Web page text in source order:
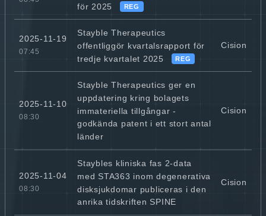
för 2025
REG
2025-11-19
07:45
Stayble Therapeutics
offentliggör kvartalsrapport för
tredje kvartalet 2025
REG
Cision
2025-11-10
08:30
Stayble Therapeutics ger en
uppdatering kring bolagets
immateriella tillgångar -
godkända patent i ett stort antal
länder
Cision
2025-11-04
08:30
Staybles kliniska fas 2-data
med STA363 inom degenerativa
disksjukdomar publiceras i den
anrika tidskriften SPINE
Cision